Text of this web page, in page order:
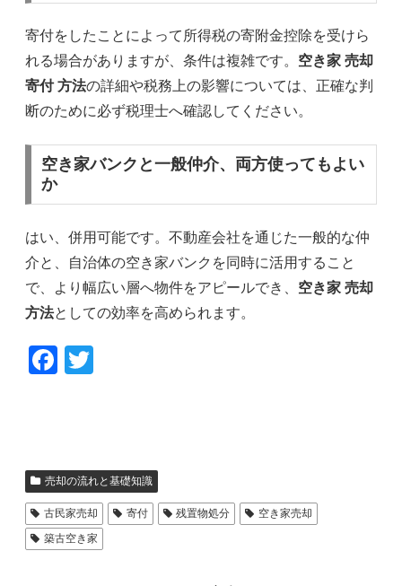
寄付をしたことによって所得税の寄附金控除を受けら
れる場合がありますが、条件は複雑です。 空き家 売却
寄付 方法の詳細や税務上の影響については、正確な判
断のために必ず税理士へ確認してください。
空き家バンクと一般仲介、両方使ってもよい
か
はい、併用可能です。不動産会社を通じた一般的な仲
介と、自治体の空き家バンクを同時に活用すること
で、より幅広い層へ物件をアピールでき、 空き家 売却
方法としての効率を高められます。
F
b
o
o
k
売却の流れと基礎知識
古民家売却 寄付 残置物処分
空き家売却
築古空き家